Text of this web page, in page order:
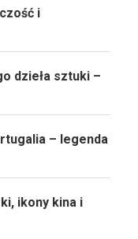
i
dzieła sztuki –
– legenda
ikony kina i